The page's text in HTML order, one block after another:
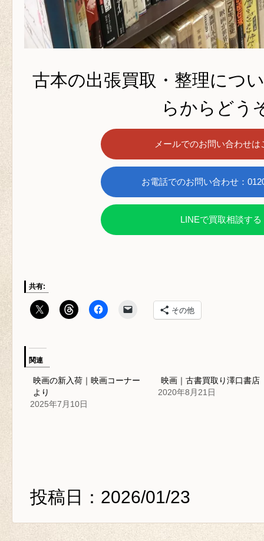
古本の出張買取・整理につ
らからどう
メールでのお問い合わせは
お電話でのお問い合わせ：
LINEで買取相談する
共有:
その他
関連
映画の新入荷｜映画コーナー
より
2025年7月10日
映画｜古書買取り澤口書店
2020年8月21日
投稿日：2026/01/23